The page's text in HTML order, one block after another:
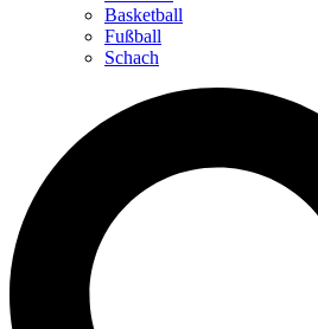
Basketball
Fußball
Schach